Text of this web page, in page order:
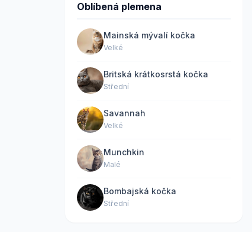
Oblíbená plemena
Mainská mývalí kočka
Velké
Britská krátkosrstá kočka
Střední
Savannah
Velké
Munchkin
Malé
Bombajská kočka
Střední